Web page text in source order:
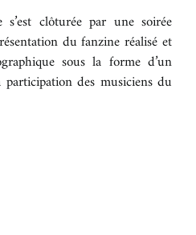
s’est clôturée par une soirée
du fanzine réalisé et
sous la forme d’un
des musiciens du